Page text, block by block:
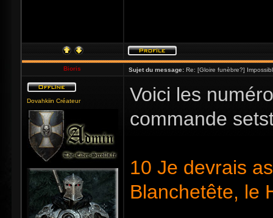
Bioris Sujet du message: Re: [Gloire funèbre?]
Dovahkiin Créateur
Voici les
commande
10 Je devrais
Blanchetête, le